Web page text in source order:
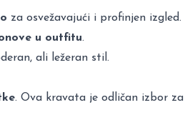
za osvežavajući i profinjen izgled.
u outfitu.
ali ležeran stil.
. Ova kravata je odličan izbor za